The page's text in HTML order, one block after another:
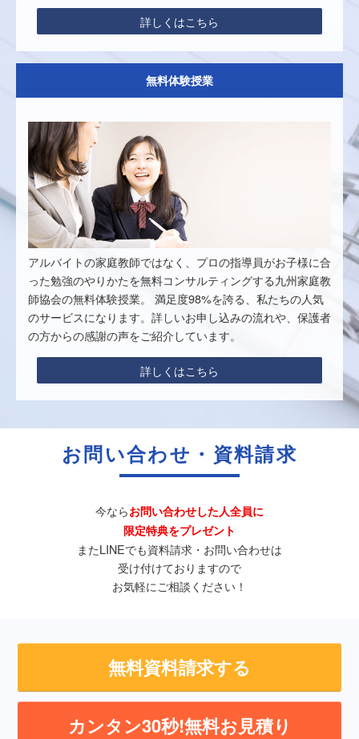
詳しくはこちら
無料体験授業
アルバイトの家庭教師ではなく、プロの指導員がお子様に合
った勉強のやりかたを無料コンサルティングする九州家庭教
師協会の無料体験授業。 満足度98%を誇る、私たちの人気
のサービスになります。詳しいお申し込みの流れや、保護者
の方からの感謝の声をご紹介しています。
詳しくはこちら
お問い合わせ・資料請求
今ならお問い合わせした人全員に
限定特典をプレゼント
またLINEでも資料請求・お問い合わせは
受け付けておりますので
お気軽にご相談ください！
無料資料請求する
カンタン30秒!無料お見積り